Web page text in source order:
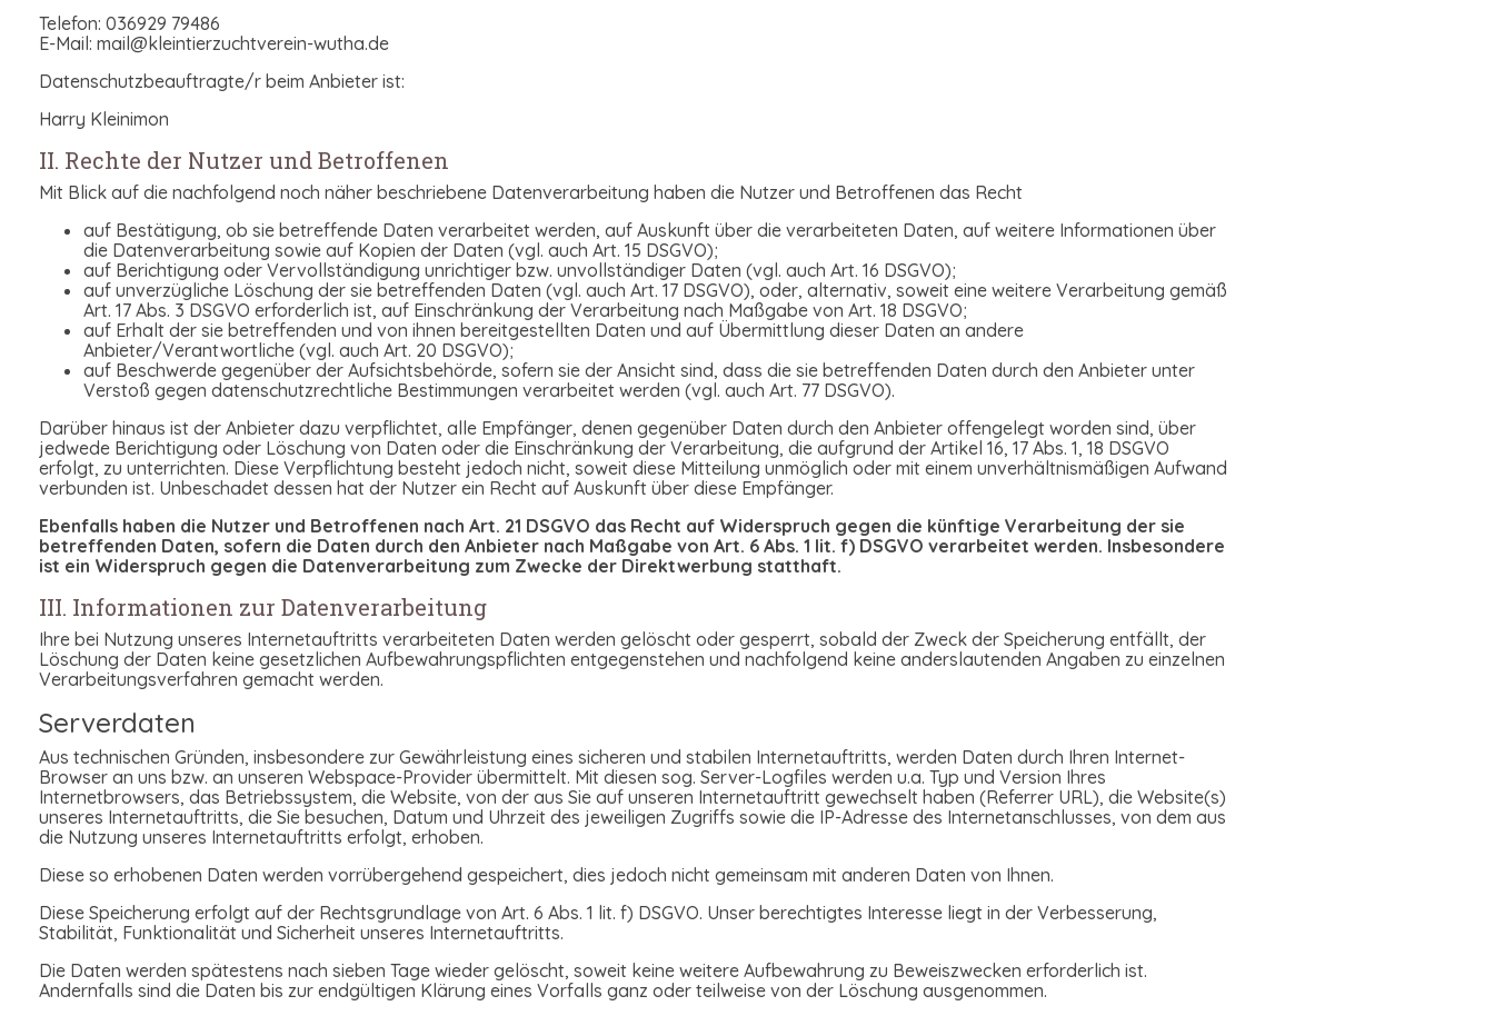
Telefon: 036929 79486
E-Mail: mail@kleintierzuchtverein-wutha.de
Datenschutzbeauftragte/r beim Anbieter ist:
Harry Kleinimon
II. Rechte der Nutzer und Betroffenen
Mit Blick auf die nachfolgend noch näher beschriebene Datenverarbeitung haben die Nutzer und Betroffenen das Recht
auf Bestätigung, ob sie betreffende Daten verarbeitet werden, auf Auskunft über die verarbeiteten Daten, auf weitere Informationen über
die Datenverarbeitung sowie auf Kopien der Daten (vgl. auch Art. 15 DSGVO);
auf Berichtigung oder Vervollständigung unrichtiger bzw. unvollständiger Daten (vgl. auch Art. 16 DSGVO);
auf unverzügliche Löschung der sie betreffenden Daten (vgl. auch Art. 17 DSGVO), oder, alternativ, soweit eine weitere Verarbeitung gemäß
Art. 17 Abs. 3 DSGVO erforderlich ist, auf Einschränkung der Verarbeitung nach Maßgabe von Art. 18 DSGVO;
auf Erhalt der sie betreffenden und von ihnen bereitgestellten Daten und auf Übermittlung dieser Daten an andere
Anbieter/Verantwortliche (vgl. auch Art. 20 DSGVO);
auf Beschwerde gegenüber der Aufsichtsbehörde, sofern sie der Ansicht sind, dass die sie betreffenden Daten durch den Anbieter unter
Verstoß gegen datenschutzrechtliche Bestimmungen verarbeitet werden (vgl. auch Art. 77 DSGVO).
Darüber hinaus ist der Anbieter dazu verpflichtet, alle Empfänger, denen gegenüber Daten durch den Anbieter offengelegt worden sind, über
jedwede Berichtigung oder Löschung von Daten oder die Einschränkung der Verarbeitung, die aufgrund der Artikel 16, 17 Abs. 1, 18 DSGVO
erfolgt, zu unterrichten. Diese Verpflichtung besteht jedoch nicht, soweit diese Mitteilung unmöglich oder mit einem unverhältnismäßigen Aufwand
verbunden ist. Unbeschadet dessen hat der Nutzer ein Recht auf Auskunft über diese Empfänger.
Ebenfalls haben die Nutzer und Betroffenen nach Art. 21 DSGVO das Recht auf Widerspruch gegen die künftige Verarbeitung der sie
betreffenden Daten, sofern die Daten durch den Anbieter nach Maßgabe von Art. 6 Abs. 1 lit. f) DSGVO verarbeitet werden. Insbesondere
ist ein Widerspruch gegen die Datenverarbeitung zum Zwecke der Direktwerbung statthaft.
III. Informationen zur Datenverarbeitung
Ihre bei Nutzung unseres Internetauftritts verarbeiteten Daten werden gelöscht oder gesperrt, sobald der Zweck der Speicherung entfällt, der
Löschung der Daten keine gesetzlichen Aufbewahrungspflichten entgegenstehen und nachfolgend keine anderslautenden Angaben zu einzelnen
Verarbeitungsverfahren gemacht werden.
Serverdaten
Aus technischen Gründen, insbesondere zur Gewährleistung eines sicheren und stabilen Internetauftritts, werden Daten durch Ihren Internet-
Browser an uns bzw. an unseren Webspace-Provider übermittelt. Mit diesen sog. Server-Logfiles werden u.a. Typ und Version Ihres
Internetbrowsers, das Betriebssystem, die Website, von der aus Sie auf unseren Internetauftritt gewechselt haben (Referrer URL), die Website(s)
unseres Internetauftritts, die Sie besuchen, Datum und Uhrzeit des jeweiligen Zugriffs sowie die IP-Adresse des Internetanschlusses, von dem aus
die Nutzung unseres Internetauftritts erfolgt, erhoben.
Diese so erhobenen Daten werden vorrübergehend gespeichert, dies jedoch nicht gemeinsam mit anderen Daten von Ihnen.
Diese Speicherung erfolgt auf der Rechtsgrundlage von Art. 6 Abs. 1 lit. f) DSGVO. Unser berechtigtes Interesse liegt in der Verbesserung,
Stabilität, Funktionalität und Sicherheit unseres Internetauftritts.
Die Daten werden spätestens nach sieben Tage wieder gelöscht, soweit keine weitere Aufbewahrung zu Beweiszwecken erforderlich ist.
Andernfalls sind die Daten bis zur endgültigen Klärung eines Vorfalls ganz oder teilweise von der Löschung ausgenommen.